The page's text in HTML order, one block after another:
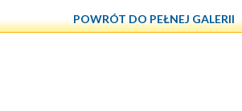
POWRÓT DO PEŁNEJ GALERII